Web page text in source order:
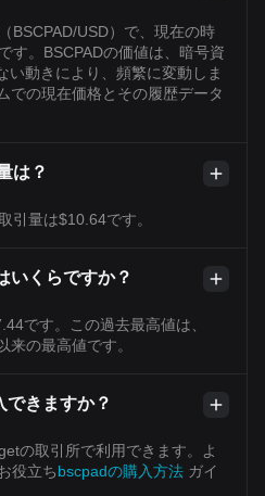
BSCPAD/USD）で、現在の時
す。BSCPADの価値は、暗号資
い動きにより、頻繁に変動しま
での現在価格とその履歴データ
は？
引量は$10.64です。
いくらですか？
です。この過去最高値は、
来の最高値です。
きますか？
の取引所で利用できます。よ
役立ちbscpadの購入方法 ガイ